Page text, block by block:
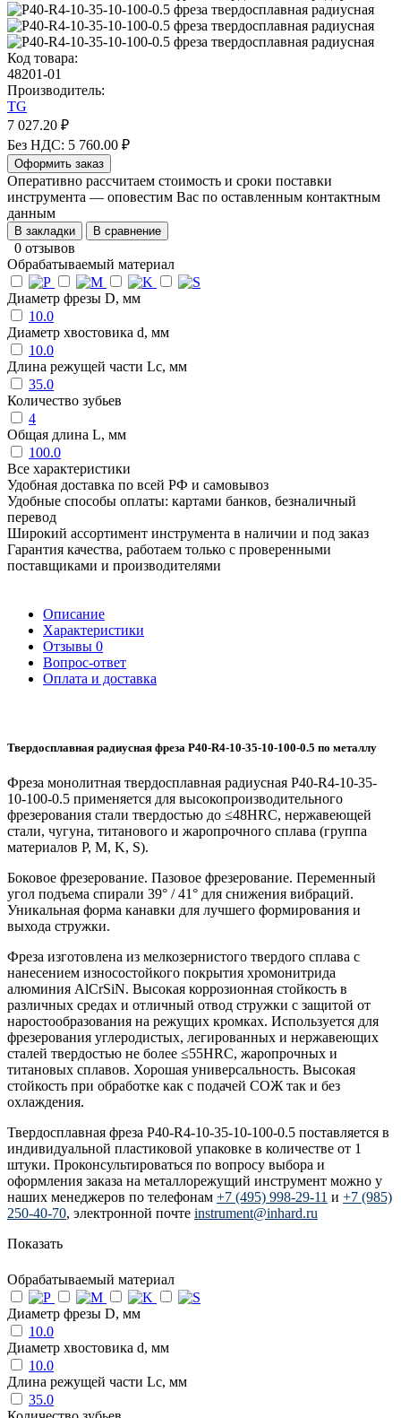
Код товара:
48201-01
Производитель:
TG
7 027.20 ₽
Без НДС: 5 760.00 ₽
Оформить заказ
Оперативно рассчитаем стоимость и сроки поставки
инструмента — оповестим Вас по оставленным контактным
данным
В закладки В сравнение
0 отзывов
Обрабатываемый материал
Диаметр фрезы D, мм
10.0
Диаметр хвостовика d, мм
10.0
Длина режущей части Lc, мм
35.0
Количество зубьев
4
Общая длина L, мм
100.0
Все характеристики
Удобная доставка по всей РФ и самовывоз
Удобные способы оплаты: картами банков, безналичный
перевод
Широкий ассортимент инструмента в наличии и под заказ
Гарантия качества, работаем только с проверенными
поставщиками и производителями
Описание
Характеристики
Отзывы 0
Вопрос-ответ
Оплата и доставка
Твердосплавная радиусная фреза P40-R4-10-35-10-100-0.5 по металлу
Фреза монолитная твердосплавная радиусная P40-R4-10-35-
10-100-0.5 применяется для высокопроизводительного
фрезерования стали твердостью до ≤48HRC, нержавеющей
стали, чугуна, титанового и жаропрочного сплава (группа
материалов P, M, K, S).
Боковое фрезерование. Пазовое фрезерование. Переменный
угол подъема спирали 39° / 41° для снижения вибраций.
Уникальная форма канавки для лучшего формирования и
выхода стружки.
Фреза изготовлена из мелкозернистого твердого сплава с
нанесением износостойкого покрытия хромонитрида
алюминия AlCrSiN. Высокая коррозионная стойкость в
различных средах и отличный отвод стружки с защитой от
наростообразования на режущих кромках. Используется для
фрезерования углеродистых, легированных и нержавеющих
сталей твердостью не более ≤55HRC, жаропрочных и
титановых сплавов. Хорошая универсальность. Высокая
стойкость при обработке как с подачей СОЖ так и без
охлаждения.
Твердосплавная фреза P40-R4-10-35-10-100-0.5 поставляется в
индивидуальной пластиковой упаковке в количестве от 1
штуки. Проконсультироваться по вопросу выбора и
оформления заказа на металлорежущий инструмент можно у
наших менеджеров по телефонам +7 (495) 998-29-11 и +7 (985)
250-40-70, электронной почте instrument@inhard.ru
Показать
Обрабатываемый материал
Диаметр фрезы D, мм
10.0
Диаметр хвостовика d, мм
10.0
Длина режущей части Lc, мм
35.0